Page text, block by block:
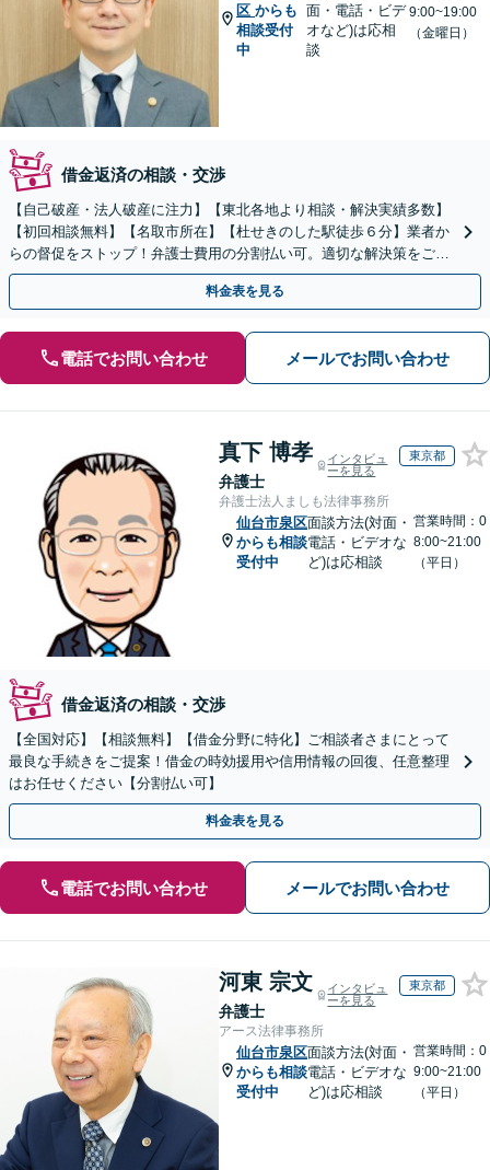
区 からも
相談受付
中
面・電話・ビデ
オなど)は応相
談
9:00~19:00
（金曜日）
借金返済の相談・交渉
【自己破産・法人破産に注力】【東北各地より相談・解決実績多数】
【初回相談無料】【名取市所在】【杜せきのした駅徒歩６分】業者か
らの督促をストップ！弁護士費用の分割払い可。適切な解決策をご提
案します【土曜相談可】【駐車場完備】【完全個室】
料金表を見る
電話でお問い合わせ メールでお問い合わせ
真下 博孝
弁護士
インタビュ
ーを見る
東京都
弁護士法人ましも法律事務所
仙台市泉区
からも相談
受付中
面談方法(対面・
電話・ビデオな
ど)は応相談
営業時間：0
8:00~21:00
（平日）
借金返済の相談・交渉
【全国対応】【相談無料】【借金分野に特化】ご相談者さまにとって
最良な手続きをご提案！借金の時効援用や信用情報の回復、任意整理
はお任せください【分割払い可】
料金表を見る
電話でお問い合わせ メールでお問い合わせ
河東 宗文
弁護士
インタビュ
ーを見る
東京都
アース法律事務所
仙台市泉区
からも相談
受付中
面談方法(対面・
電話・ビデオな
ど)は応相談
営業時間：0
9:00~21:00
（平日）